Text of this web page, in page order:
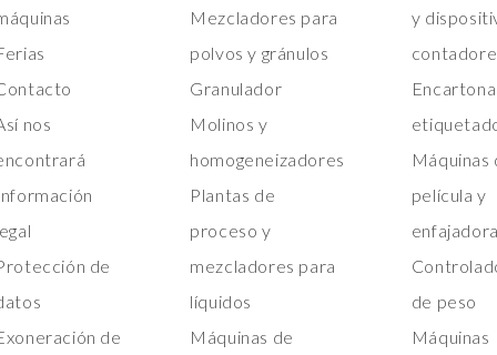
nos
de
de
Mezcladores para
polvos y gránulos
Granulador
Molinos y
homogeneizadores
Plantas de
proceso y
mezcladores para
líquidos
Máquinas de
y
Máquinas
película y
de peso
Máquinas